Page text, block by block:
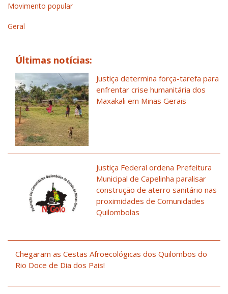
Movimento popular
Geral
Últimas notícias:
Justiça determina força-tarefa para
enfrentar crise humanitária dos
Maxakali em Minas Gerais
Justiça Federal ordena Prefeitura
Municipal de Capelinha paralisar
construção de aterro sanitário nas
proximidades de Comunidades
Quilombolas
Chegaram as Cestas Afroecológicas dos Quilombos do
Rio Doce de Dia dos Pais!